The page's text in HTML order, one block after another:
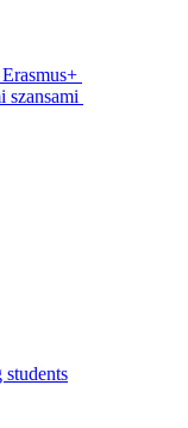
szansami